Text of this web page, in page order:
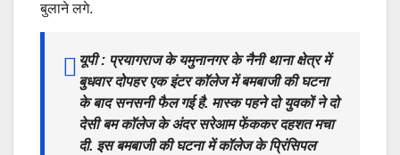
बुलाने लगे.
यूपी : प्रयागराज के यमुनानगर के नैनी थाना क्षेत्र में
बुधवार दोपहर एक इंटर कॉलेज में बमबाजी की घटना
के बाद सनसनी फैल गई है. मास्क पहने दो युवकों ने दो
देसी बम कॉलेज के अंदर सरेआम फेंककर दहशत मचा
दी. इस बमबाजी की घटना में कॉलेज के प्रिंसिपल